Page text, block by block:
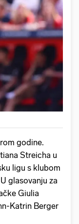
godine.
Streicha u
ligu s klubom
glasovanju za
Giulia
Katrin Berger